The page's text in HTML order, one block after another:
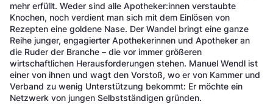
mehr erfüllt. Weder sind alle Apotheker:innen verstaubte
Knochen, noch verdient man sich mit dem Einlösen von
Rezepten eine goldene Nase. Der Wandel bringt eine ganze
Reihe junger, engagierter Apothekerinnen und Apotheker an
die Ruder der Branche – die vor immer größeren
wirtschaftlichen Herausforderungen stehen. Manuel Wendl ist
einer von ihnen und wagt den Vorstoß, wo er von Kammer und
Verband zu wenig Unterstützung bekommt: Er möchte ein
Netzwerk von jungen Selbstständigen gründen.